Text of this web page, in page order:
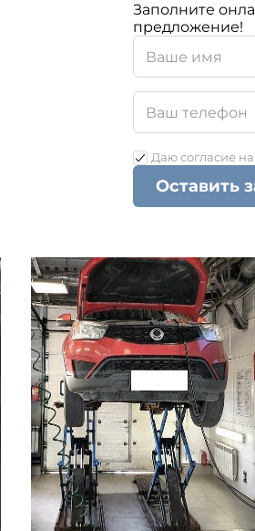
Заполните
предложение!
Даю согласие
Оставить